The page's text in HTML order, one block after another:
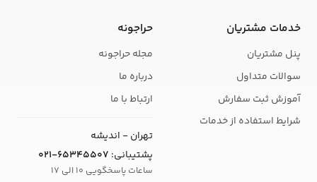
خدمات مشتریان
پنل مشتریان
سوالات متداول
آموزش ثبت سفارش
شرایط استفاده از خدمات
حراجونه
مجله حراجونه
درباره ما
ارتباط با ما
تهران - اندیشه
پشتیبانی: 021-65345507
ساعات پاسخگویی 10 الی 17